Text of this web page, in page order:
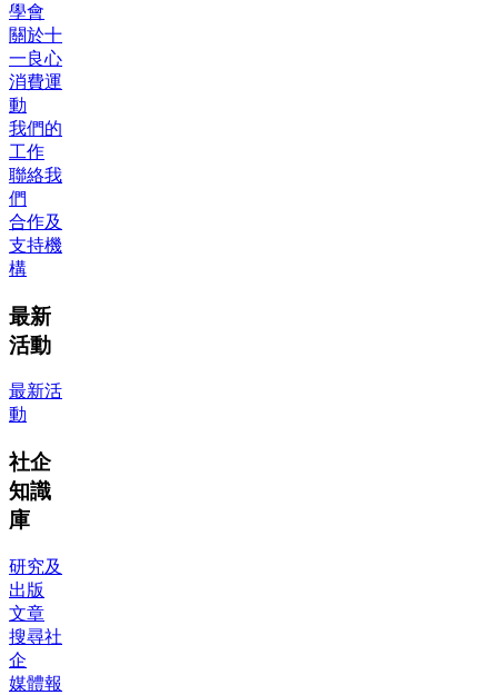
學會
關於十
一良心
消費運
動
我們的
工作
聯絡我
們
合作及
支持機
構
最新
活動
最新活
動
社企
知識
庫
研究及
出版
文章
搜尋社
企
媒體報